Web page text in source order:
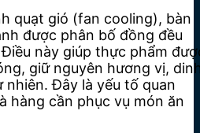
quạt gió (fan cooling), bàn
được phân bố đồng đều
này giúp thực phẩm
giữ nguyên hương vị,
nhiên. Đây là yếu tố quan
hàng cần phục vụ món ăn